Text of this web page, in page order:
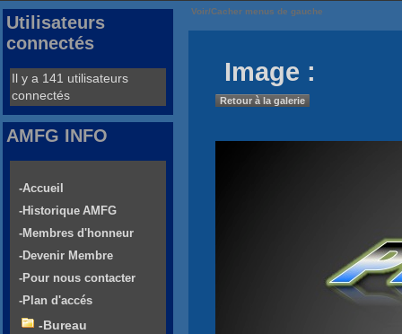
Voir/Cacher menus de gauche
Image :
Retour à la galerie
Utilisateurs
connectés
Il y a 141 utilisateurs
connectés
AMFG INFO
-Accueil
-Historique AMFG
-Membres d'honneur
-Devenir Membre
-Pour nous contacter
-Plan d'accés
-Bureau